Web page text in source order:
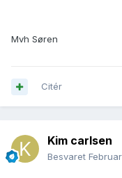
Mvh Søren
Citér
Kim carlsen
Besvaret